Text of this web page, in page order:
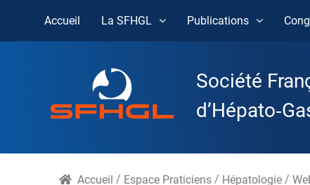
Skip
Accueil La SFHGL Publications
Société
Accueil / Espace Praticiens / Hépatologie /